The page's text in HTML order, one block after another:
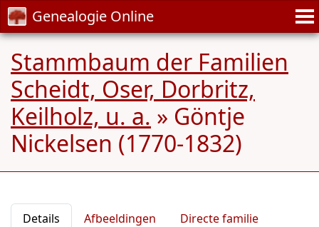
Genealogie Online
Stammbaum der Familien
Scheidt, Oser, Dorbritz,
Keilholz, u. a. » Göntje
Nickelsen (1770-1832)
Details Afbeeldingen
Directe familie